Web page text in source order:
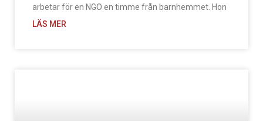
arbetar för en NGO en timme från barnhemmet. Hon
LÄS MER